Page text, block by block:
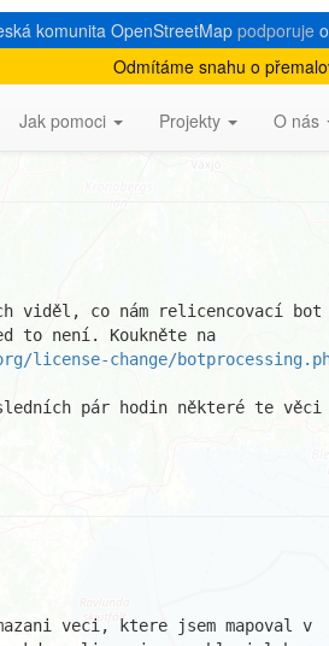
komunita OpenStreetMap podporuje
Odmítáme snahu o
Jak pomoci Projekty O nás
děravá :-(
viděl, co nám relicencovací bot
change/
pár hodin některé te věci
veci, ktere jsem mapoval v